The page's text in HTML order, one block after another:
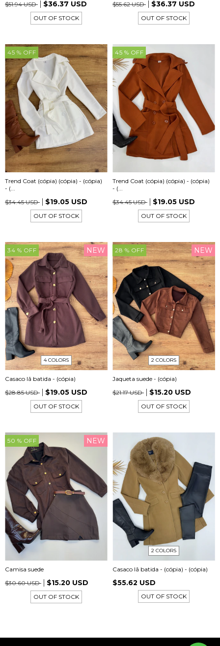
$51.94 USD
$36.37 USD
OUT OF STOCK
$55.62 USD
$36.37 USD
OUT OF STOCK
45 % OFF
Trend Coat (cópia) (cópia) - (cópia)
- (...
$34.45 USD
$19.05 USD
OUT OF STOCK
45 % OFF
Trend Coat (cópia) (cópia) - (cópia)
- (...
$34.45 USD
$19.05 USD
OUT OF STOCK
34 % OFF NEW
4 COLORS
Casaco lã batida - (cópia)
$28.85 USD
$19.05 USD
OUT OF STOCK
28 % OFF NEW
2 COLORS
Jaqueta suede - (cópia)
$21.17 USD
$15.20 USD
OUT OF STOCK
50 % OFF NEW
Camisa suede
$30.60 USD
$15.20 USD
OUT OF STOCK
2 COLORS
Casaco lã batida - (cópia) - (cópia)
$55.62 USD
OUT OF STOCK